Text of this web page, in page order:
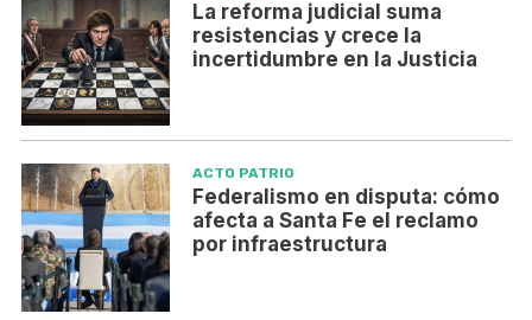
La reforma judicial suma
resistencias y crece la
incertidumbre en la Justicia
ACTO PATRIO
Federalismo en disputa: cómo
afecta a Santa Fe el reclamo
por infraestructura